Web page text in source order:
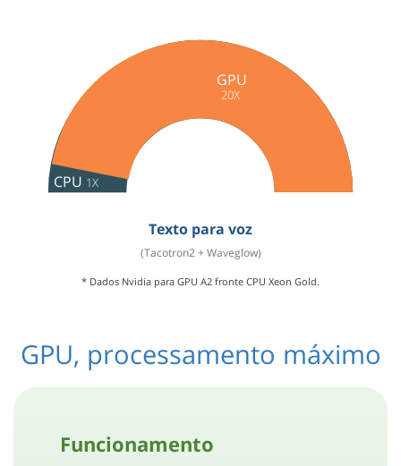
CPU 1X
GPU
20X
Texto para voz
(Tacotron2 + Waveglow)
* Dados Nvidia para GPU A2 fronte CPU Xeon Gold.
GPU, processamento máximo
Funcionamento